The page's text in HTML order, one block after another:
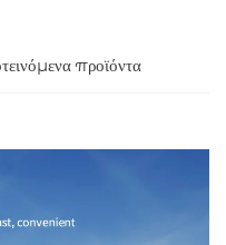
προϊόντα